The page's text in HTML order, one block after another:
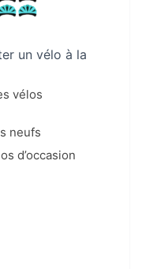
un vélo à la
vélos
neufs
d’occasion